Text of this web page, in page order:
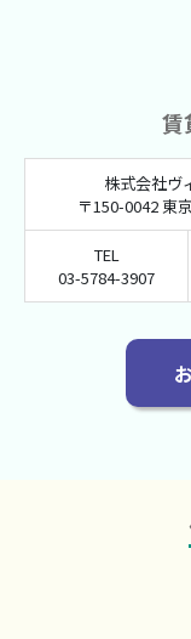
賃
株式会社ヴ
〒150-0042 東
TEL
03-5784-3907